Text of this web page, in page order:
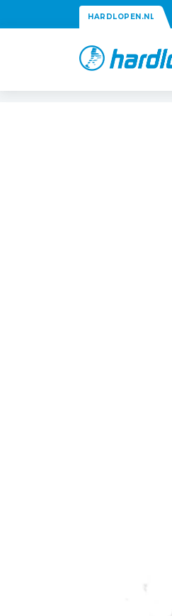
HARDLOPEN.NL